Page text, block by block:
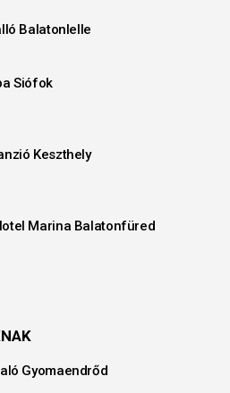
Balatonlelle
Siófok
Keszthely
Marina Balatonfüred
Gyomaendrőd